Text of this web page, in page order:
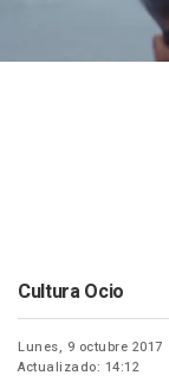
Cultura Ocio
Lunes, 9 octubre 2017
Actualizado: 14:12